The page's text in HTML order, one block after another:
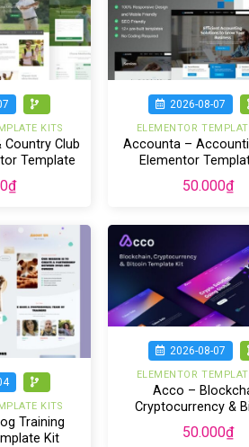
KITS
Club
Template
₫
2026-08-07
ELEMENTOR
Accounta –
Elementor
50.000₫
KITS
Training
Kit
2026-08-07
ELEMENTOR
Acco –
Cryptocurrency &
Elementor
50.000₫